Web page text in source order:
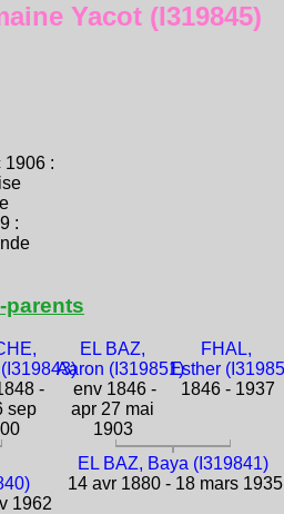
Yacot (I319845)
1906 :
:
parents
-
sep
EL BAZ,
Aaron (I319851)
env 1846 -
apr 27 mai
1903
FHAL,
Esther
1846 - 1937
1962
EL BAZ, Baya (I319841)
14 avr 1880 - 18 mars 1935